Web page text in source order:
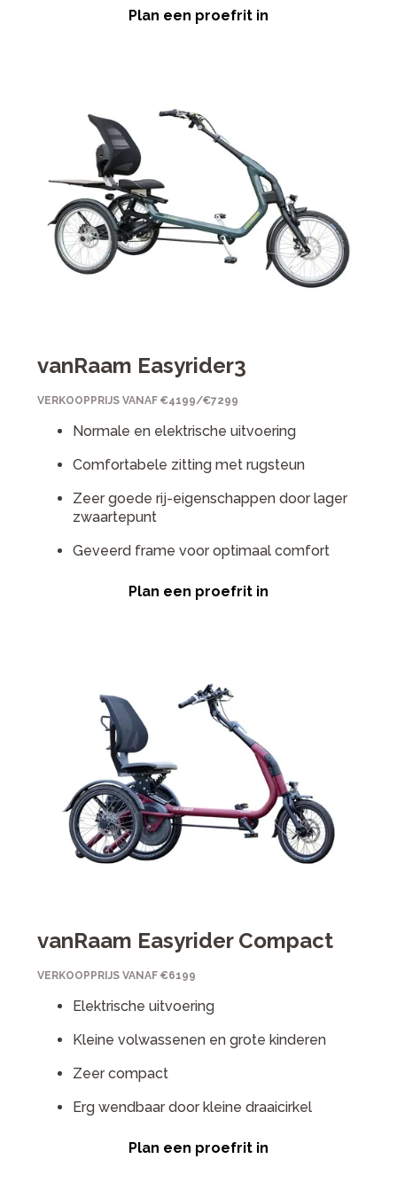
Plan een proefrit in
vanRaam Easyrider3
VERKOOPPRIJS VANAF €4199/€7299
Normale en elektrische uitvoering
Comfortabele zitting met rugsteun
Zeer goede rij-eigenschappen door lager
zwaartepunt
Geveerd frame voor optimaal comfort
Plan een proefrit in
vanRaam Easyrider Compact
VERKOOPPRIJS VANAF €6199
Elektrische uitvoering
Kleine volwassenen en grote kinderen
Zeer compact
Erg wendbaar door kleine draaicirkel
Plan een proefrit in